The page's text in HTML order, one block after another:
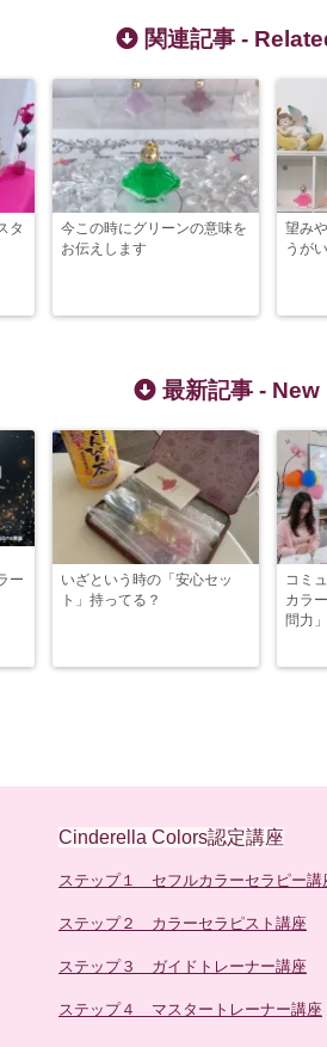
関連記事 -
タ
今この時にグリーンの意味を
お伝えします
望み
うが
最新記事 - New
ー
いざという時の「安心セッ
ト」持ってる？
コミ
カラ
問力
Cinderella Colors認定講座
ステップ１ セフルカラーセラピー講
ステップ２ カラーセラピスト講座
ステップ３ ガイドトレーナー講座
ステップ４ マスタートレーナー講座